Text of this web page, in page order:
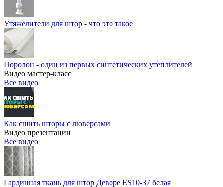
Утяжелители для штор - что это такое
Поролон - один из первых синтетических утеплителей
Видео мастер-класс
Все видео
Как сшить шторы с люверсами
Видео презентации
Все видео
Гардинная ткань для штор Деворе ES10-37 белая